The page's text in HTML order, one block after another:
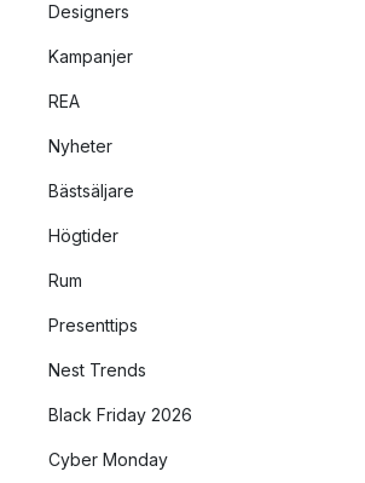
Designers
Kampanjer
REA
Nyheter
Bästsäljare
Högtider
Rum
Presenttips
Nest Trends
Black Friday 2026
Cyber Monday